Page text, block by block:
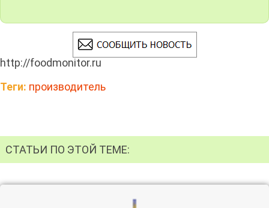
http://foodmonitor.ru
Теги: производитель
СТАТЬИ ПО ЭТОЙ ТЕМЕ: